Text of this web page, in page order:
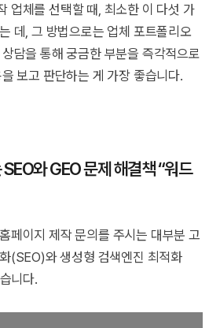
업체를 선택할 때, 최소한 이 다섯 가
데, 그 방법으로는 업체 포트폴리오
담을 통해 궁금한 부분을 즉각적으로
보고 판단하는 게 가장 좋습니다.
와 GEO 문제 해결책 “워드
페이지 제작 문의를 주시는 대부분 고
(SEO)와 생성형 검색엔진 최적화
니다.